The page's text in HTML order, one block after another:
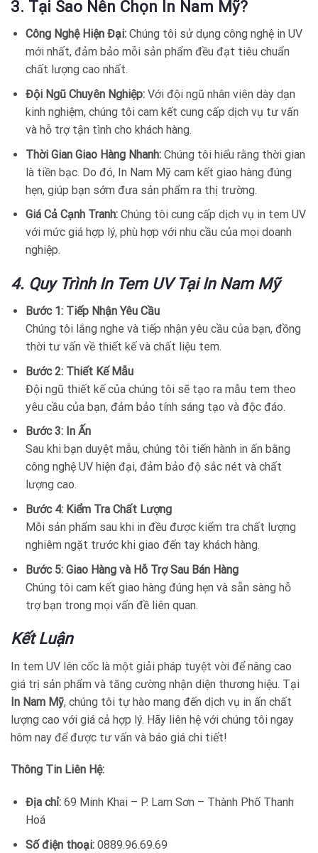
3. Tại Sao Nên Chọn In Nam Mỹ?
Công Nghệ Hiện Đại:Chúng tôi sử dụng công nghệ in UV
mới nhất, đảm bảo mỗi sản phẩm đều đạt tiêu chuẩn
chất lượng cao nhất.
Đội Ngũ Chuyên Nghiệp:Với đội ngũ nhân viên dày dạn
kinh nghiệm, chúng tôi cam kết cung cấp dịch vụ tư vấn
và hỗ trợ tận tình cho khách hàng.
Thời Gian Giao Hàng Nhanh:Chúng tôi hiểu rằng thời gian
là tiền bạc. Do đó, In Nam Mỹ cam kết giao hàng đúng
hẹn, giúp bạn sớm đưa sản phẩm ra thị trường.
Giá Cả Cạnh Tranh:Chúng tôi cung cấp dịch vụ in tem UV
với mức giá hợp lý, phù hợp với nhu cầu của mọi doanh
nghiệp.
4. Quy Trình In Tem UV Tại In Nam Mỹ
Bước 1: Tiếp Nhận Yêu Cầu
Chúng tôi lắng nghe và tiếp nhận yêu cầu của bạn, đồng
thời tư vấn về thiết kế và chất liệu tem.
Bước 2: Thiết Kế Mẫu
Đội ngũ thiết kế của chúng tôi sẽ tạo ra mẫu tem theo
yêu cầu của bạn, đảm bảo tính sáng tạo và độc đáo.
Bước 3: In Ấn
Sau khi bạn duyệt mẫu, chúng tôi tiến hành in ấn bằng
công nghệ UV hiện đại, đảm bảo độ sắc nét và chất
lượng cao.
Bước 4: Kiểm Tra Chất Lượng
Mỗi sản phẩm sau khi in đều được kiểm tra chất lượng
nghiêm ngặt trước khi giao đến tay khách hàng.
Bước 5: Giao Hàng và Hỗ Trợ Sau Bán Hàng
Chúng tôi cam kết giao hàng đúng hẹn và sẵn sàng hỗ
trợ bạn trong mọi vấn đề liên quan.
Kết Luận
In tem UV lên cốc là một giải pháp tuyệt vời để nâng cao
giá trị sản phẩm và tăng cường nhận diện thương hiệu. Tại
In Nam Mỹ, chúng tôi tự hào mang đến dịch vụ in ấn chất
lượng cao với giá cả hợp lý. Hãy liên hệ với chúng tôi ngay
hôm nay để được tư vấn và báo giá chi tiết!
Thông Tin Liên Hệ:
Địa chỉ:69 Minh Khai – P. Lam Sơn – Thành Phố Thanh
Hoá
Số điện thoại:0889.96.69.69